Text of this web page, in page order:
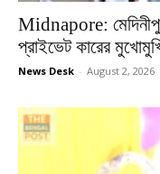
Midnapore:
প্রাইভেট কারের
News Desk - August 2, 2026